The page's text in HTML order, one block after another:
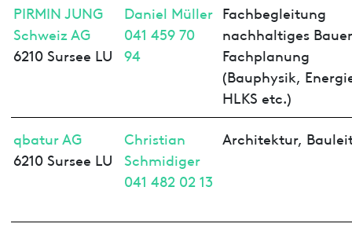
PIRMIN JUNG
Schweiz AG
6210 Sursee LU
Daniel Müller
041 459 70
94
Fachbegleitung
nachhaltiges
Fachplanung
(Bauphysik,
HLKS etc.)
qbatur AG
6210 Sursee LU
Christian
Schmidiger
041 482 02 13
Architektur,